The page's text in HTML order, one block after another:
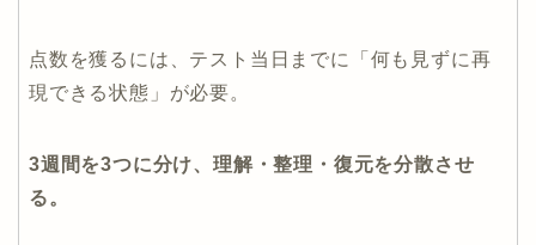
点数を獲るには、テスト当日までに「何も見ずに再
現できる状態」が必要。
3週間を3つに分け、理解・整理・復元を分散させ
る。